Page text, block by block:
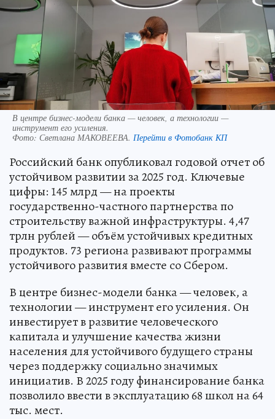
В центре бизнес-модели банка — человек, а технологии —
инструмент его усиления.
Фото: Светлана МАКОВЕЕВА. Перейти в Фотобанк КП
Российский банк опубликовал годовой отчет об
устойчивом развитии за 2025 год. Ключевые
цифры: 145 млрд — на проекты
государственно-частного партнерства по
строительству важной инфраструктуры. 4,47
трлн рублей — объём устойчивых кредитных
продуктов. 73 региона развивают программы
устойчивого развития вместе со Сбером.
В центре бизнес-модели банка — человек, а
технологии — инструмент его усиления. Он
инвестирует в развитие человеческого
капитала и улучшение качества жизни
населения для устойчивого будущего страны
через поддержку социально значимых
инициатив. В 2025 году финансирование банка
позволило ввести в эксплуатацию 68 школ на 64
тыс. мест.